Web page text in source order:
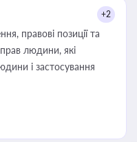
+2
правові позиції та
людини, які
і застосування